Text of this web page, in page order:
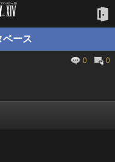
ベース
0 0